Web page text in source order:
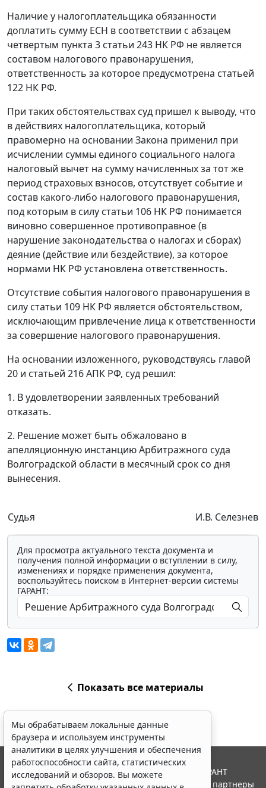
Наличие у налогоплательщика обязанности
доплатить сумму ЕСН в соответствии с абзацем
четвертым пункта 3 статьи 243 НК РФ не является
составом налогового правонарушения,
ответственность за которое предусмотрена статьей
122 НК РФ.
При таких обстоятельствах суд пришел к выводу, что
в действиях налогоплательщика, который
правомерно на основании Закона применил при
исчислении суммы единого социального налога
налоговый вычет на сумму начисленных за тот же
период страховых взносов, отсутствует событие и
состав какого-либо налогового правонарушения,
под которым в силу статьи 106 НК РФ понимается
виновно совершенное противоправное (в
нарушение законодательства о налогах и сборах)
деяние (действие или бездействие), за которое
нормами НК РФ установлена ответственность.
Отсутствие события налогового правонарушения в
силу статьи 109 НК РФ является обстоятельством,
исключающим привлечение лица к ответственности
за совершение налогового правонарушения.
На основании изложенного, руководствуясь главой
20 и статьей 216АПК РФ, суд решил:
1. В удовлетворении заявленных требований
отказать.
2. Решение может быть обжаловано в
апелляционную инстанцию Арбитражного суда
Волгоградской области в месячный срок со дня
вынесения.
Судья И.В. Селезнев
Для просмотра актуального текста документа и
получения полной информации о вступлении в силу,
изменениях и порядке применения документа,
воспользуйтесь поиском в Интернет-версии системы
ГАРАНТ:
Показать все материалы
Мы обрабатываем локальные данные
браузера и используем инструменты
аналитики в целях улучшения и обеспечения
работоспособности сайта, статистических
исследований и обзоров. Вы можете
© ООО "НПП "ГАРАНТ-СЕРВИС", 2026. Система ГАРАНТ
выпускается с 1990 года. Компания "Гарант" и ее партнеры